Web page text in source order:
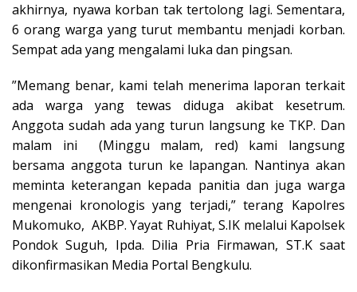
akhirnya, nyawa korban tak tertolong lagi. Sementara,
6 orang warga yang turut membantu menjadi korban.
Sempat ada yang mengalami luka dan pingsan.
”Memang benar, kami telah menerima laporan terkait
ada warga yang tewas diduga akibat kesetrum.
Anggota sudah ada yang turun langsung ke TKP. Dan
malam ini (Minggu malam, red) kami langsung
bersama anggota turun ke lapangan. Nantinya akan
meminta keterangan kepada panitia dan juga warga
mengenai kronologis yang terjadi,” terang Kapolres
Mukomuko, AKBP. Yayat Ruhiyat, S.IK melalui Kapolsek
Pondok Suguh, Ipda. Dilia Pria Firmawan, ST.K saat
dikonfirmasikan Media Portal Bengkulu.